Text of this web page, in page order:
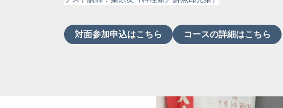
対面参加申込はこちら コースの詳細はこちら